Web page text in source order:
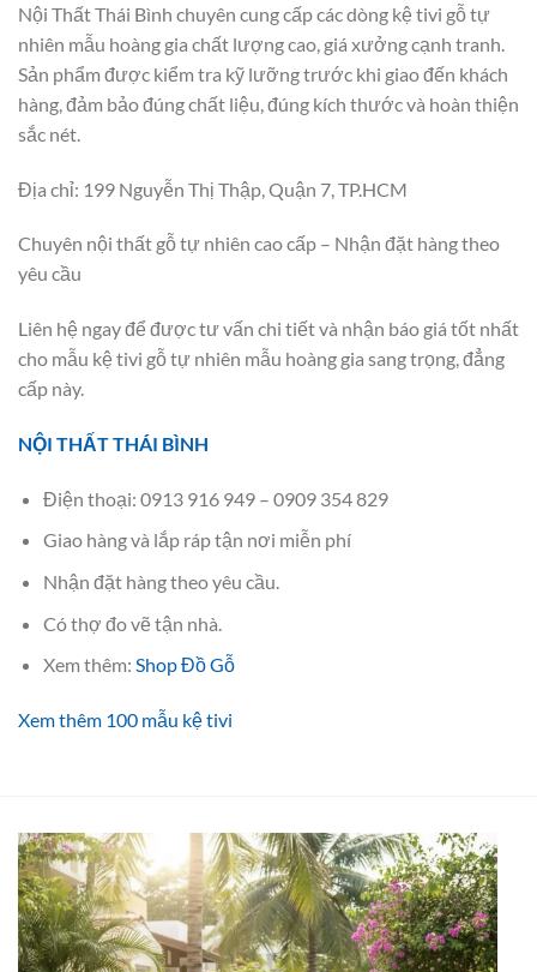
Nội Thất Thái Bình chuyên cung cấp các dòng kệ tivi gỗ tự
nhiên mẫu hoàng gia chất lượng cao, giá xưởng cạnh tranh.
Sản phẩm được kiểm tra kỹ lưỡng trước khi giao đến khách
hàng, đảm bảo đúng chất liệu, đúng kích thước và hoàn thiện
sắc nét.
Địa chỉ: 199 Nguyễn Thị Thập, Quận 7, TP.HCM
Chuyên nội thất gỗ tự nhiên cao cấp – Nhận đặt hàng theo
yêu cầu
Liên hệ ngay để được tư vấn chi tiết và nhận báo giá tốt nhất
cho mẫu kệ tivi gỗ tự nhiên mẫu hoàng gia sang trọng, đẳng
cấp này.
NỘI THẤT THÁI BÌNH
Điện thoại: 0913 916 949 – 0909 354 829
Giao hàng và lắp ráp tận nơi miễn phí
Nhận đặt hàng theo yêu cầu.
Có thợ đo vẽ tận nhà.
Xem thêm: Shop Đồ Gỗ
Xem thêm 100 mẫu kệ tivi